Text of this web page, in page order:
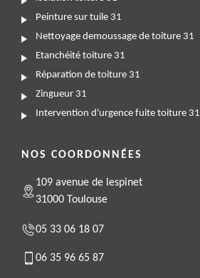
Peinture sur tuile 31
Nettoyage demoussage de toiture 31
Etanchéité toiture 31
Réparation de toiture 31
Zingueur 31
Intervention d'urgence fuite toiture 31
NOS COORDONNÉES
109 avenue de lespinet
31000 Toulouse
05 33 06 18 07
06 35 96 65 87